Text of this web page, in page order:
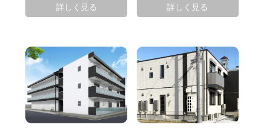
詳しく見る 詳しく見る